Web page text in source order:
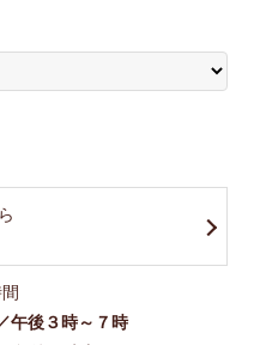
午後３時～７時